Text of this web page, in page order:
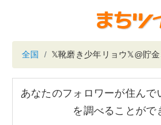
全国 𝕏靴磨き少年リョウ𝕏@貯
あなたのフォロワーが住んで
を調べることがで